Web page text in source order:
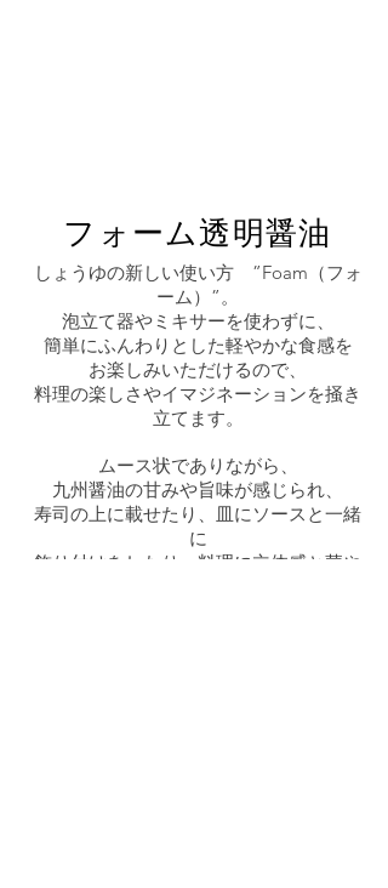
フォーム透明醤油
しょうゆの新しい使い方 ”Foam（フォ
ーム）”。
泡立て器やミキサーを使わずに、
簡単にふんわりとした軽やかな食感を
お楽しみいただけるので、
料理の楽しさやイマジネーションを掻き
立てます。
ムース状でありながら、
九州醤油の甘みや旨味が感じられ、
寿司の上に載せたり、皿にソースと一緒
に
飾り付けをしたり、料理に立体感と華や